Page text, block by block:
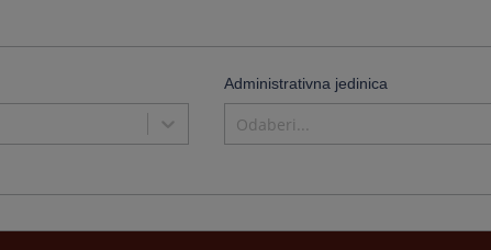
Administrativna jedinica
Odaberi...